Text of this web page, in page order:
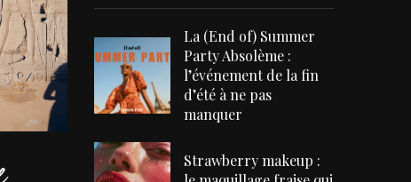
La (End of) Summer
Party Absolème :
l’événement de la fin
d’été à ne pas
manquer
Strawberry makeup :